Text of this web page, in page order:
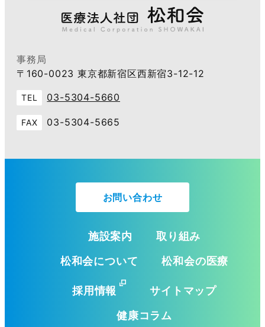
事務局
〒160-0023 東京都新宿区西新宿3-12-12
TEL 03-5304-5660
FAX 03-5304-5665
お問い合わせ
取り組み
施設案内
松和会の医療
松和会について
サイトマップ
採用情報
健康コラム